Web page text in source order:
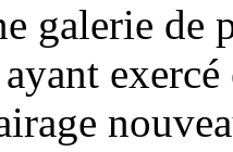
galerie de